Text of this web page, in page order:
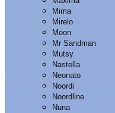
Mima
Mirelo
Moon
Mr Sandman
Mutsy
Nastella
Neonato
Noordi
Noordline
Nuna